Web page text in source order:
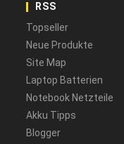
RSS
Topseller
Neue Produkte
Site Map
Laptop Batterien
Notebook Netzteile
Akku Tipps
Blogger